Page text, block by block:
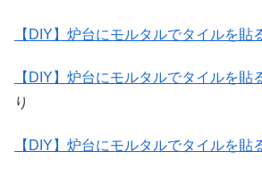
【DIY】炉台にモルタルでタイルを貼
【DIY】炉台にモルタルでタイルを貼
り
【DIY】炉台にモルタルでタイルを貼